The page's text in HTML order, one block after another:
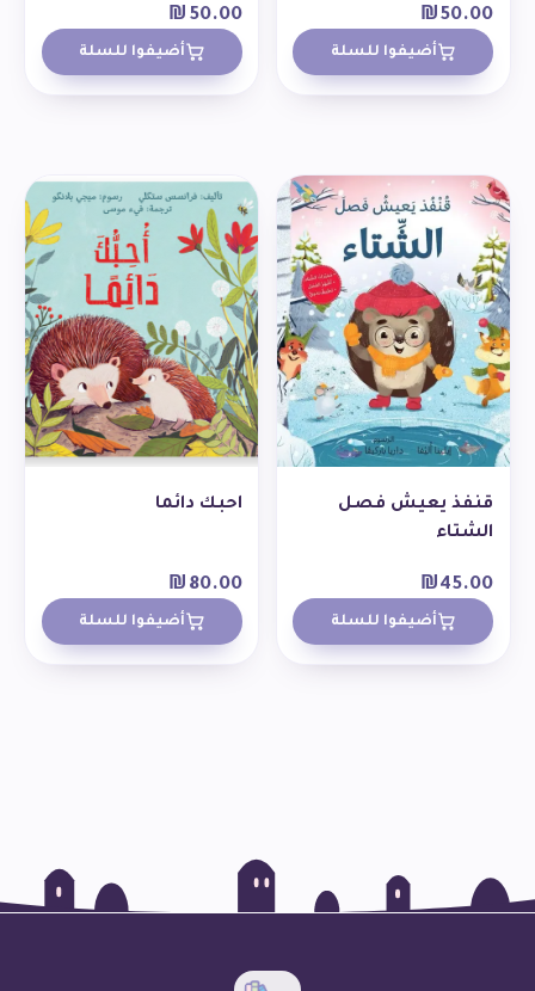
₪50.00
أضيفوا للسلة
₪ 50.00
أضيفوا للسلة
قنفذ يعيش فصل
الشتاء
₪45.00
أضيفوا للسلة
احبك دائما
₪ 80.00
أضيفوا للسلة